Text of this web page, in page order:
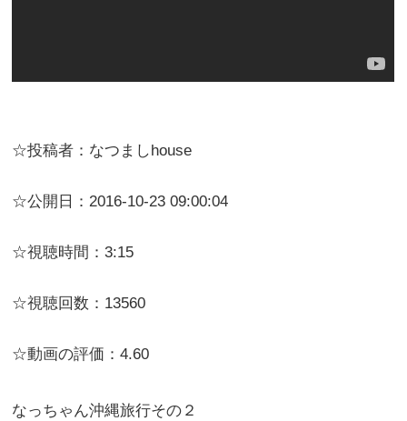
☆投稿者：なつましhouse
☆公開日：2016-10-23 09:00:04
☆視聴時間：3:15
☆視聴回数：13560
☆動画の評価：4.60
なっちゃん沖縄旅行その２